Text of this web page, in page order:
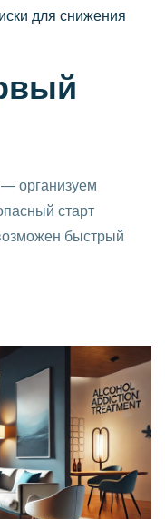
для снижения
— организуем
старт
быстрый